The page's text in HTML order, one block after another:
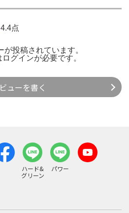
4.4点
投稿されています。
ログインが必要です。
ューを書く
ハード&
グリーン
パワー